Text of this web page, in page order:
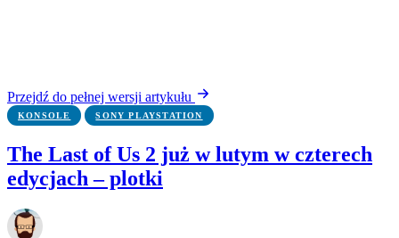
Przejdź do pełnej wersji artykułu
KONSOLE SONY PLAYSTATION
The Last of Us 2 już w lutym w czterech
edycjach – plotki